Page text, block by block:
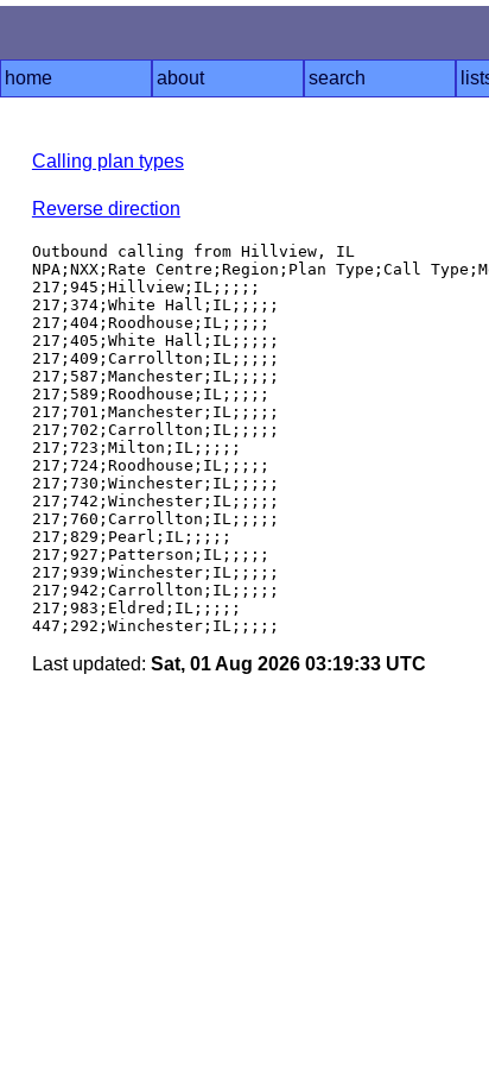
home about search
Calling plan types
Reverse direction
Outbound calling from Hillview, IL
NPA;NXX;Rate Centre;Region;Plan Type;Call
217;945;Hillview;IL;;;;;
217;374;White Hall;IL;;;;;
217;404;Roodhouse;IL;;;;;
217;405;White Hall;IL;;;;;
217;409;Carrollton;IL;;;;;
217;587;Manchester;IL;;;;;
217;589;Roodhouse;IL;;;;;
217;701;Manchester;IL;;;;;
217;702;Carrollton;IL;;;;;
217;723;Milton;IL;;;;;
217;724;Roodhouse;IL;;;;;
217;730;Winchester;IL;;;;;
217;742;Winchester;IL;;;;;
217;760;Carrollton;IL;;;;;
217;829;Pearl;IL;;;;;
217;927;Patterson;IL;;;;;
217;939;Winchester;IL;;;;;
217;942;Carrollton;IL;;;;;
217;983;Eldred;IL;;;;;
Last updated: Sat, 01 Aug 2026 03:19:33 UTC